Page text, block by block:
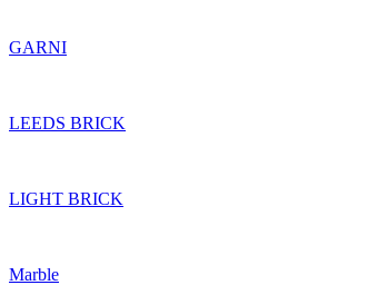
GARNI
LEEDS BRICK
LIGHT BRICK
Marble